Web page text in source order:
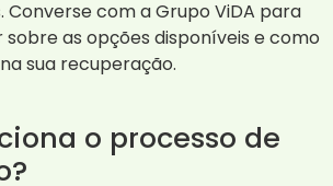
Converse com a Grupo ViDA para
as opções disponíveis e como
sua recuperação.
o processo de